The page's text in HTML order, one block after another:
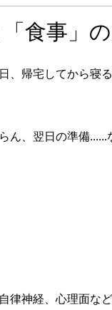
「食事」
、帰宅してから寝
ん、翌日の準備
律神経、心理面な